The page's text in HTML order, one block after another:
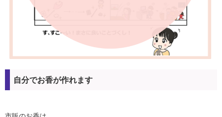
自分でお香が作れます